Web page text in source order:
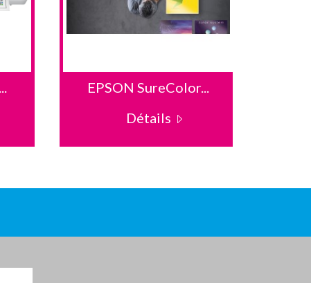
EPSON SureColor...
Détails